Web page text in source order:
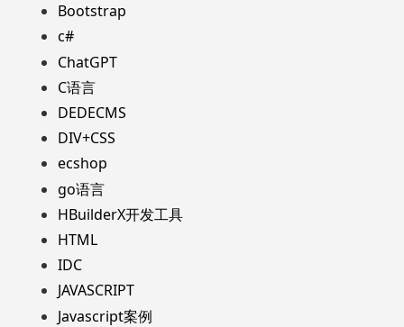
Bootstrap
c#
ChatGPT
C语言
DEDECMS
DIV+CSS
ecshop
go语言
HBuilderX开发工具
HTML
IDC
JAVASCRIPT
Javascript案例